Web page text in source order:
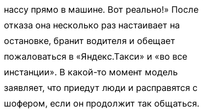
нассу прямо в машине. Вот реально!» После
отказа она несколько раз настаивает на
остановке, бранит водителя и обещает
пожаловаться в «Яндекс.Такси» и «во все
инстанции». В какой-то момент модель
заявляет, что приедут люди и расправятся с
шофером, если он продолжит так общаться.